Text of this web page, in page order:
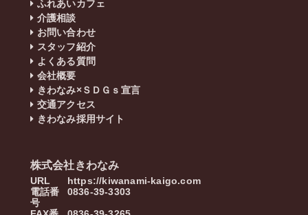
ふれあいカフェ
介護相談
お問い合わせ
スタッフ紹介
よくある質問
会社概要
きわなみ×ＳＤＧｓ宣言
交通アクセス
きわなみ採用サイト
株式会社きわなみ
URL
https://kiwanami-kaigo.com
電話番
号
0836-39-3303